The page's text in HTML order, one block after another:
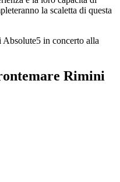
la scaletta di questa
Absolute5 in concerto alla
Rimini